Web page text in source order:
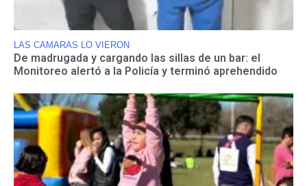
LAS CAMARAS LO VIERON
De madrugada y cargando las sillas de un bar: el
Monitoreo alertó a la Policía y terminó aprehendido